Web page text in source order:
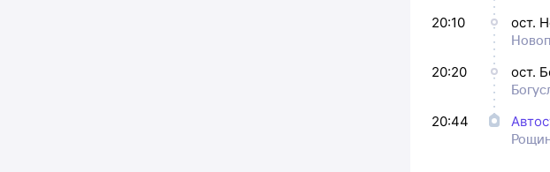
20:10
ост.
20:20
ост.
20:44